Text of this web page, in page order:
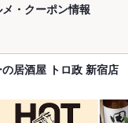
・クーポン情報
居酒屋 トロ政 新宿店